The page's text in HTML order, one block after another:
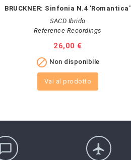
BRUCKNER: Sinfonia N.4 'Romantica'
SACD Ibrido
Reference Recordings
Prezzo
26,00 €
 Non disponibile
Vai al prodotto
chat_bubble_outline flight